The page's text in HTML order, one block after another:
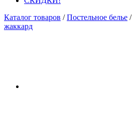
Каталог товаров / Постельное белье /
жаккард